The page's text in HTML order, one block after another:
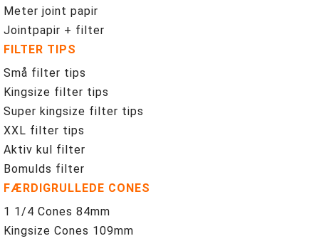
Meter joint papir
Jointpapir + filter
FILTER TIPS
Små filter tips
Kingsize filter tips
Super kingsize filter tips
XXL filter tips
Aktiv kul filter
Bomulds filter
FÆRDIGRULLEDE CONES
1 1/4 Cones 84mm
Kingsize Cones 109mm